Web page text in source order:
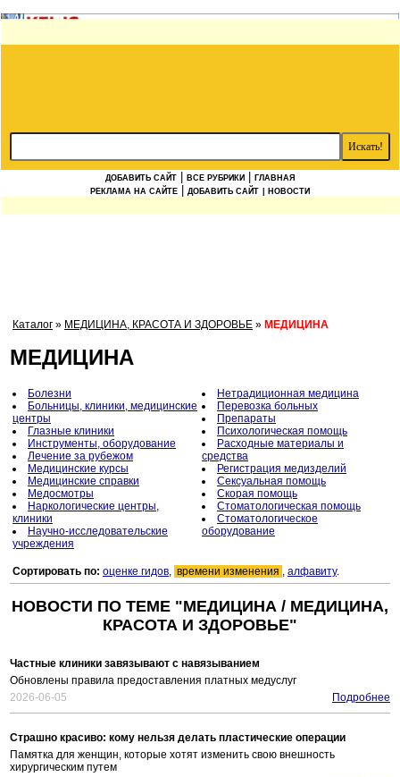
ДОБАВИТЬ САЙТ ВСЕ РУБРИКИ
ГЛАВНАЯ
РЕКЛАМА НА САЙТЕ
ДОБАВИТЬ САЙТ | НОВОСТИ
Каталог » МЕДИЦИНА, КРАСОТА И ЗДОРОВЬЕ » МЕДИЦИНА
МЕДИЦИНА
Болезни
Больницы, клиники, медицинские
центры
Глазные клиники
Инструменты, оборудование
Лечение за рубежом
Медицинские курсы
Медицинские справки
Медосмотры
Наркологические центры,
клиники
Научно-исследовательские
учреждения
Нетрадиционная медицина
Перевозка больных
Препараты
Психологическая помощь
Расходные материалы и
средства
Регистрация медизделий
Сексуальная помощь
Скорая помощь
Стоматологическая помощь
Стоматологическое
оборудование
Сортировать по: оценке гидов, времени изменения , алфавиту.
НОВОСТИ ПО ТЕМЕ "МЕДИЦИНА / МЕДИЦИНА,
КРАСОТА И ЗДОРОВЬЕ"
Частные клиники завязывают с навязыванием
Обновлены правила предоставления платных медуслуг
2026-06-05
Подробнее
Страшно красиво: кому нельзя делать пластические операции
Памятка для женщин, которые хотят изменить свою внешность
хирургическим путем